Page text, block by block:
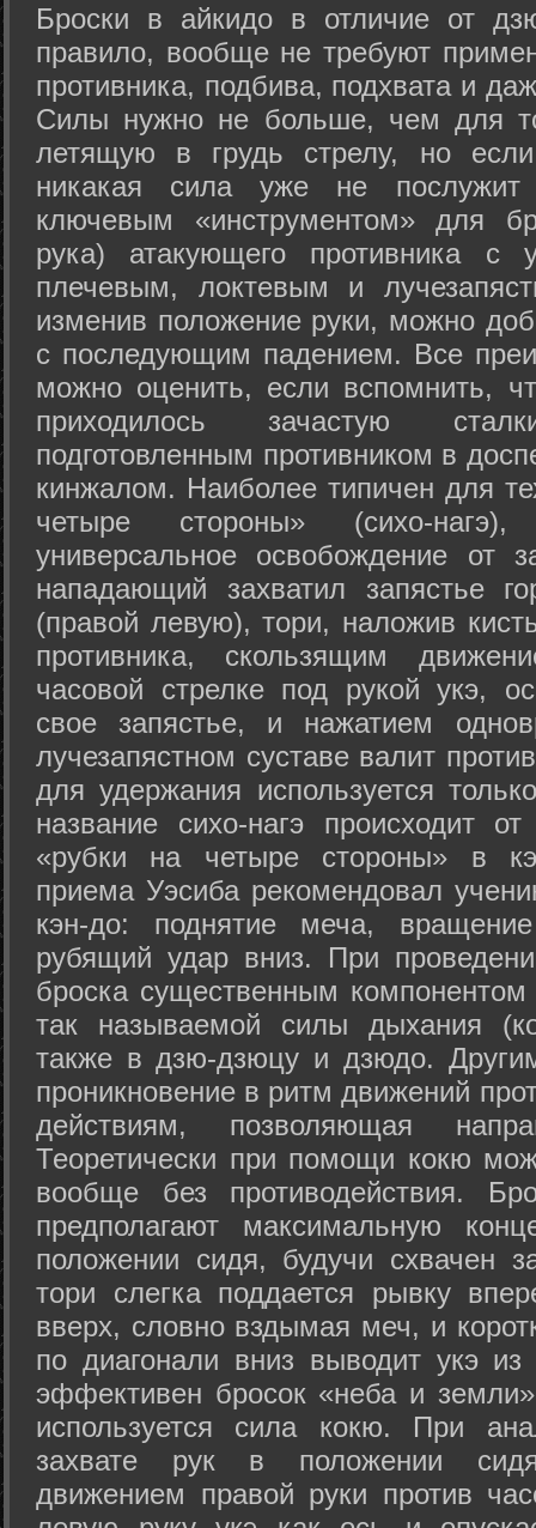
Броски в айкидо в отличие от
правило, вообще не требуют
противника, подбива, подхвата и
Силы нужно не больше, чем для
летящую в грудь стрелу, но
никакая сила уже не
ключевым «инструментом» для
рука) атакующего противника с
плечевым, локтевым и
изменив положение руки, можно
с последующим падением. Все
можно оценить, если вспомнить,
приходилось зачастую
подготовленным противником в
кинжалом. Наиболее типичен для
четыре стороны» (сихо-
универсальное освобождение от
нападающий захватил запястье
(правой левую), тори, наложив
противника, скользящим
часовой стрелке под рукой укэ,
свое запястье, и нажатием
лучезапястном суставе валит
для удержания используется
название сихо-нагэ происходит
«рубки на четыре стороны» в
приема Уэсиба рекомендовал
кэн-до: поднятие меча,
рубящий удар вниз. При
броска существенным компонентом
так называемой силы дыхания
также в дзю-дзюцу и дзюдо.
проникновение в ритм движений
действиям, позволяющая
Теоретически при помощи кокю
вообще без противодействия.
предполагают максимальную
положении сидя, будучи схвачен
тори слегка поддается рывку
вверх, словно вздымая меч, и
по диагонали вниз выводит укэ
эффективен бросок «неба и
используется сила кокю. При
захвате рук в положении
движением правой руки против